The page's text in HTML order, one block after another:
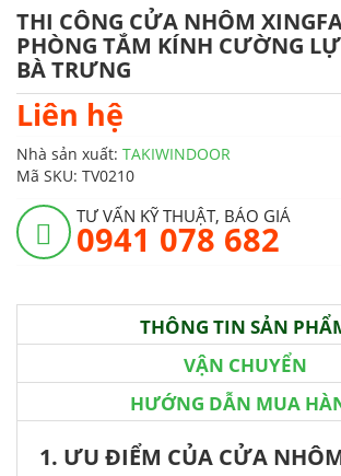
THI CÔNG CỬA NHÔM
PHÒNG TẮM KÍNH CƯỜNG
BÀ TRƯNG
Liên hệ
Nhà sản xuất: TAKIWINDOOR
Mã SKU: TV0210
TƯ VẤN KỸ THUẬT, BÁO GIÁ
0941 078 682
THÔNG TIN SẢN
VẬN CHUYỂN
HƯỚNG DẪN MUA
1. ƯU ĐIỂM CỦA CỬA